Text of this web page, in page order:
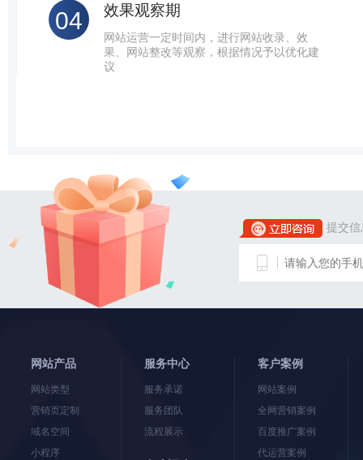
04 效果观察期
网站运营一定时间内，进行网站收录、效
果、网站整改等观察，根据情况予以优化建
议
提交
网站产品
网站类型
营销页定制
域名空间
小程序
服务中心
服务承诺
服务团队
流程展示
客户案例
网站案例
全网营销案例
百度推广案例
代运营案例